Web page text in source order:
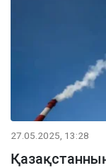
27.05.2025, 13:28